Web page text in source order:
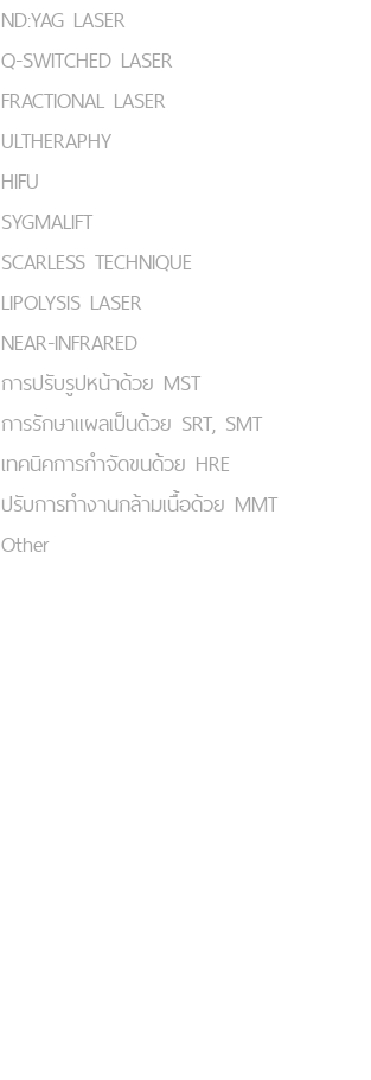
ND:YAG LASER
Q-SWITCHED LASER
FRACTIONAL LASER
ULTHERAPHY
HIFU
SYGMALIFT
SCARLESS TECHNIQUE
LIPOLYSIS LASER
NEAR-INFRARED
การปรับรูปหน้าด้วย MST
การรักษาแผลเป็นด้วย SRT, SMT
เทคนิคการกำจัดขนด้วย HRE
ปรับการทำงานกล้ามเนื้อด้วย MMT
Other